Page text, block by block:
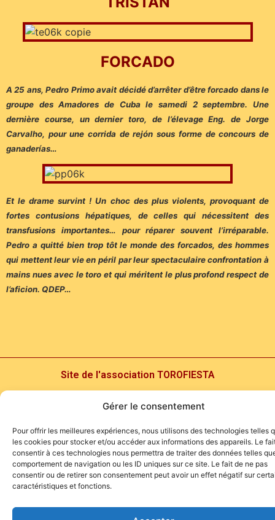
Gérer le consentement
Pour offrir les meilleures expériences, nous utilisons des technologies telles
les cookies pour stocker et/ou accéder aux informations des appareils. Le
consentir à ces technologies nous permettra de traiter des données telles
comportement de navigation ou les ID uniques sur ce site. Le fait de ne pas
consentir ou de retirer son consentement peut avoir un effet négatif sur
caractéristiques et fonctions.
FORCADO
A 25 ans, Pedro Primo avait décidé d’arrêter d’être forcado dans le
groupe des Amadores de Cuba le samedi 2 septembre. Une
dernière course, un dernier toro, de l’élevage Eng. de Jorge
Carvalho, pour une corrida de rejón sous forme de concours de
ganaderías…
Et le drame survint ! Un choc des plus violents, provoquant de
fortes contusions hépatiques, de celles qui nécessitent des
transfusions importantes… pour réparer souvent l’irréparable.
Pedro a quitté bien trop tôt le monde des forcados, des hommes
qui mettent leur vie en péril par leur spectaculaire confrontation à
mains nues avec le toro et qui méritent le plus profond respect de
l’aficion. QDEP…
Site de l'association TOROFIESTA